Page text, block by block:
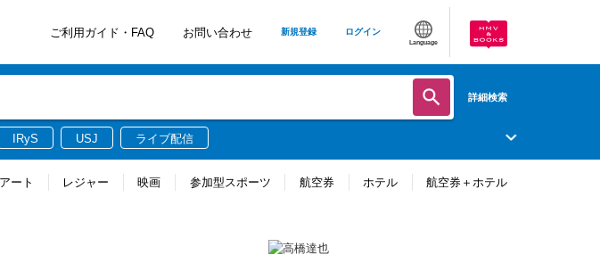
ご利用ガイド・FAQ お問い合わせ 新規登録 ログイン
Language
詳細検索
IRyS USJ ライブ配信
ート レジャー 映画 参加型スポーツ 航空券 ホテル 航空券＋ホテル